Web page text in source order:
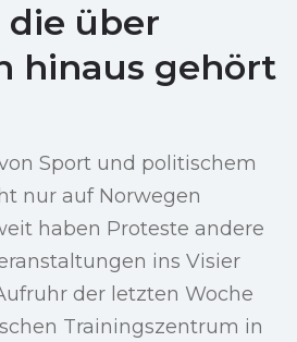
über
hinaus gehört
Sport und politischem
nur auf Norwegen
haben Proteste andere
ins Visier
der letzten Woche
Trainingszentrum in